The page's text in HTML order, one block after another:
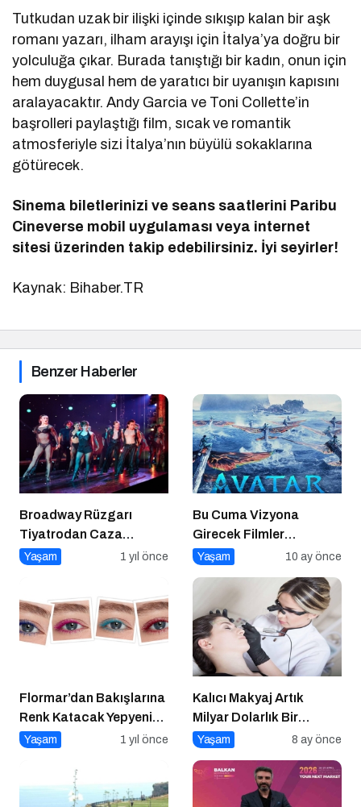
Tutkudan uzak bir ilişki içinde sıkışıp kalan bir aşk
romanı yazarı, ilham arayışı için İtalya’ya doğru bir
yolculuğa çıkar. Burada tanıştığı bir kadın, onun için
hem duygusal hem de yaratıcı bir uyanışın kapısını
aralayacaktır. Andy Garcia ve Toni Collette’in
başrolleri paylaştığı film, sıcak ve romantik
atmosferiyle sizi İtalya’nın büyülü sokaklarına
götürecek.
Sinema biletlerinizi ve seans saatlerini Paribu
Cineverse mobil uygulaması veya internet
sitesi üzerinden takip edebilirsiniz. İyi seyirler!
Kaynak: Bihaber.TR
Benzer Haberler
Broadway Rüzgarı
Tiyatrodan Caza
Dopdolu Bir Program
Yaşam 1 yıl önce
Bu Cuma Vizyona
Girecek Filmler
Açıklandı
Yaşam 10 ay önce
Flormar’dan Bakışlarına
Renk Katacak Yepyeni
Color Treasure Maskara
Yaşam 1 yıl önce
Kalıcı Makyaj Artık
Milyar Dolarlık Bir
Endüstri
Yaşam 8 ay önce